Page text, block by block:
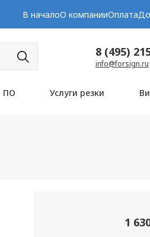
В началоО компанииОплата
8 (495)
info@forsign.ru
ПО Услуги резки
1